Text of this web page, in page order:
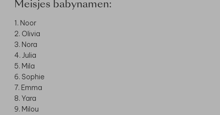
Meisjes babynamen:
1. Noor
2. Olivia
3. Nora
4. Julia
5. Mila
6. Sophie
7. Emma
8. Yara
9. Milou